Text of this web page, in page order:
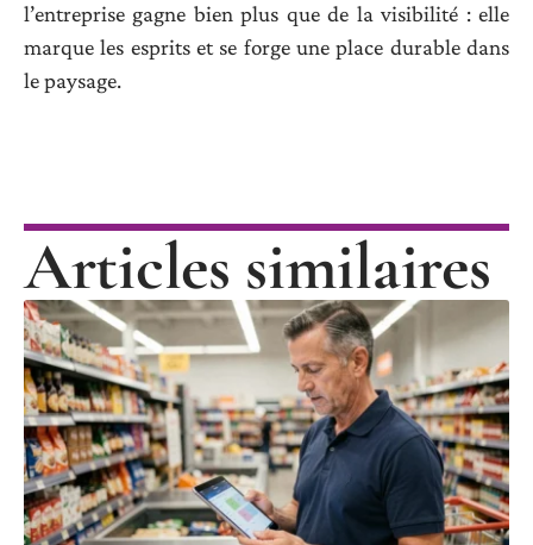
l’entreprise gagne bien plus que de la visibilité : elle
marque les esprits et se forge une place durable dans
le paysage.
Articles similaires